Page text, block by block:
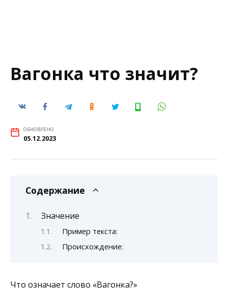
Вагонка что значит?
ОБНОВЛЕНО
05.12.2023
Содержание
Значение
Пример текста:
Происхождение:
Что означает слово «Вагонка?»